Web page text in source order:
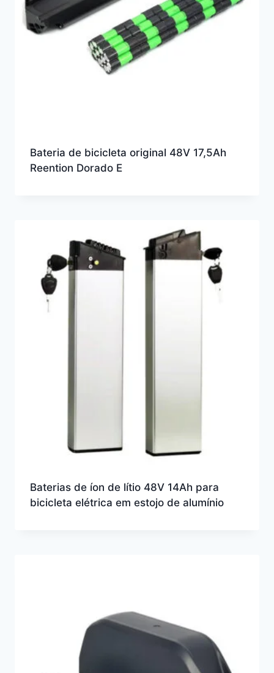
Bateria de bicicleta original 48V 17,5Ah
Reention Dorado E
Baterias de íon de lítio 48V 14Ah para
bicicleta elétrica em estojo de alumínio